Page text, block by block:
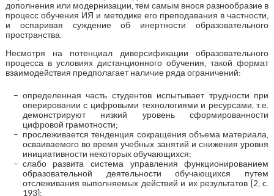
дополнения или модернизации, тем самым внося разнообразие в
процесс обучения ИЯ и методике его преподавания в частности,
и оспаривая суждение об инертности образовательного
пространства.
Несмотря на потенциал диверсификации образовательного
процесса в условиях дистанционного обучения, такой формат
взаимодействия предполагает наличие ряда ограничений:
определенная часть студентов испытывает трудности при
оперировании с цифровыми технологиями и ресурсами, т.е.
демонстрируют низкий уровень сформированности
цифровой грамотности;
прослеживается тенденция сокращения объема материала,
осваиваемого во время учебных занятий и снижения уровня
инициативности некоторых обучающихся;
слабо развита система управления функционированием
образовательной деятельности обучающихся путем
отслеживания выполняемых действий и их результатов [2, c.
193];